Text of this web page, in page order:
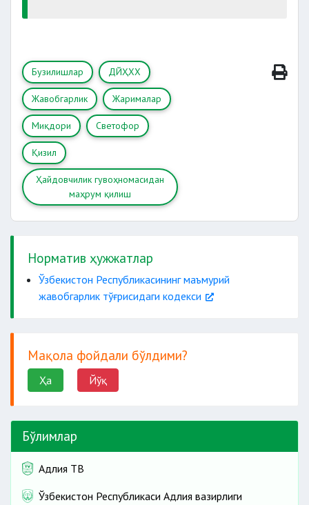
Бузилишлар ДЙҲХХ
Жавобгарлик Жарималар
Миқдори Светофор
Қизил
Ҳайдовчилик гувоҳномасидан
маҳрум қилиш
Норматив ҳужжатлар
Ўзбекистон Республикасининг маъмурий
жавобгарлик тўғрисидаги кодекси
Мақола фойдали бўлдими?
Ҳа Йўқ
Бўлимлар
Адлия ТВ
Ўзбекистон Республикаси Адлия вазирлиги